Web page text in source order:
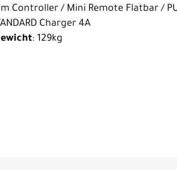
Controller / Mini Remote Flatbar /
Charger 4A
: 129kg